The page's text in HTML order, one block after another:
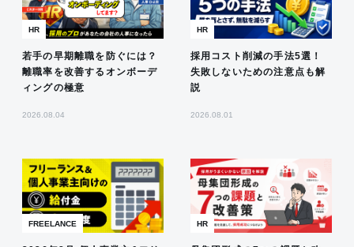
HR
若手の早期離職を防ぐには？
離職率を改善するオンボーデ
ィングの極意
2026.08.04
HR
採用コスト削減の手法5選！
失敗しないための注意点も解
説
2026.08.01
FREELANCE HR